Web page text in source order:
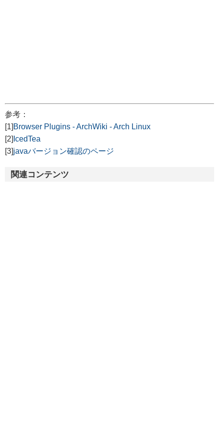
参考：
[1] Browser Plugins - ArchWiki - Arch Linux
[2] IcedTea
[3]javaバージョン確認のページ
関連コンテンツ